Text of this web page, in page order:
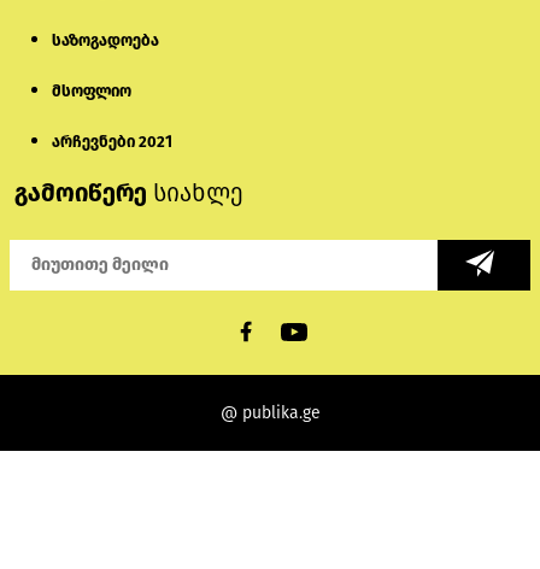
საზოგადოება
მსოფლიო
არჩევნები 2021
გამოიწერე სიახლე
@ publika.ge